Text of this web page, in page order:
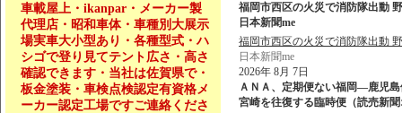
車載屋上・ikanpar・メーカー製
代理店・昭和車体・車種別大展示
場実車大小型あり・各種型式・ハ
シゴで登り見てテント広さ・高さ
確認できます・当社は佐賀県で・
板金塗装・車検点検認定有資格メ
ーカー認定工場ですご連絡くださ
福岡市西区の火災で消防隊出動
日本新聞me
福岡市西区の火災で消防隊出動
日本新聞me
2026年 8月 7日
ＡＮＡ、定期便ない福岡―鹿児
宮崎を往復する臨時便（読売新